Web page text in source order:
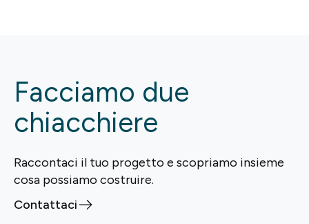
Facciamo due
chiacchiere
Raccontaci il tuo progetto e scopriamo insieme
cosa possiamo costruire.
Contattaci